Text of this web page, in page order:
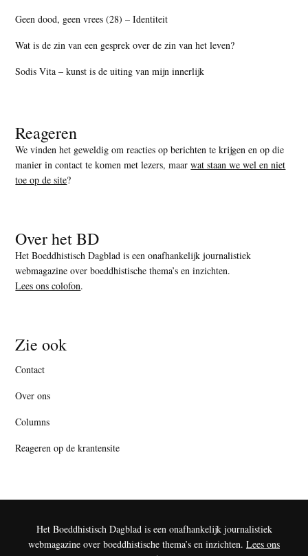
Geen dood, geen vrees (28) – Identiteit
Wat is de zin van een gesprek over de zin van het leven?
Sodis Vita – kunst is de uiting van mijn innerlijk
Reageren
We vinden het geweldig om reacties op berichten te krijgen en op die
manier in contact te komen met lezers, maarwat staan we wel en niet
toe op de site?
Over het BD
Het Boeddhistisch Dagblad is een onafhankelijk journalistiek
webmagazine over boeddhistische thema’s en inzichten.
Lees ons colofon.
Zie ook
Contact
Over ons
Columns
Reageren op de krantensite
Het Boeddhistisch Dagblad is een onafhankelijk journalistiek
webmagazine over boeddhistische thema’s en inzichten. Lees ons